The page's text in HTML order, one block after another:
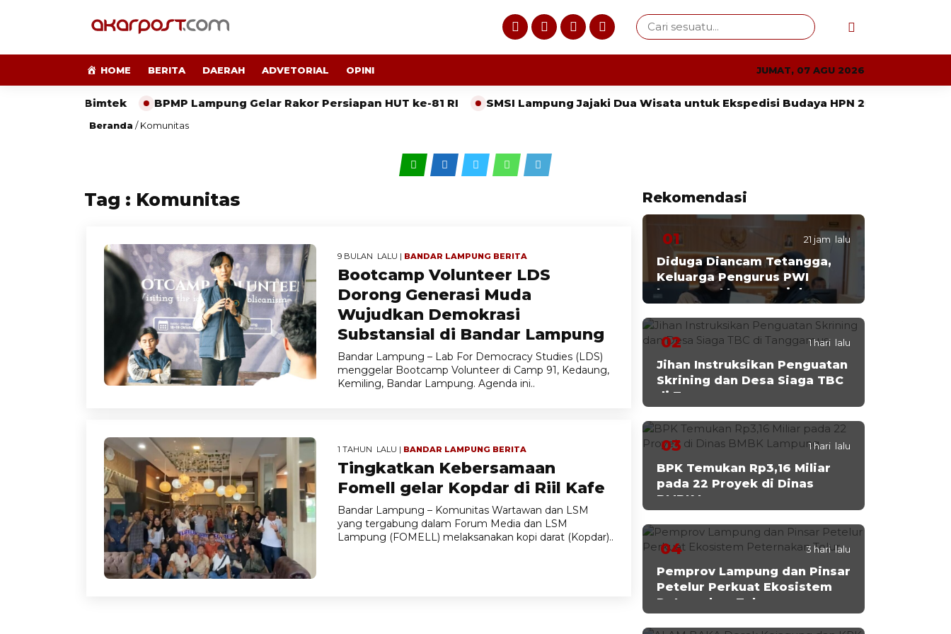
HOME BERITA DAERAH ADVETORIAL OPINI JUMAT, 07 AGU 2026
Gelar Bimtek BPMP Lampung Gelar Rakor Persiapan HUT ke-81 RI SMSI Lampung Jajaki Dua Wisata untuk Ekspedisi Budaya HPN 2027
Beranda /Komunitas
Tag : Komunitas
9 BULAN LALU | BANDAR LAMPUNG BERITA
Bootcamp Volunteer LDS
Dorong Generasi Muda
Wujudkan Demokrasi
Substansial di Bandar Lampung
Bandar Lampung – Lab For Democracy Studies (LDS)
menggelar Bootcamp Volunteer di Camp 91, Kedaung,
Kemiling, Bandar Lampung. Agenda ini..
1 TAHUN LALU | BANDAR LAMPUNG BERITA
Tingkatkan Kebersamaan
Fomell gelar Kopdar di Riil Kafe
Bandar Lampung – Komunitas Wartawan dan LSM
yang tergabung dalam Forum Media dan LSM
Lampung (FOMELL) melaksanakan kopi darat (Kopdar)..
Rekomendasi
01 21 jam lalu
Diduga Diancam Tetangga,
Keluarga Pengurus PWI
Lampung Mengungsi dan
Lapor Polisi
02 1 hari lalu
Jihan Instruksikan Penguatan
Skrining dan Desa Siaga TBC
di Tanggamus
03 1 hari lalu
BPK Temukan Rp3,16 Miliar
pada 22 Proyek di Dinas
BMBK Lampung
04 3 hari lalu
Pemprov Lampung dan Pinsar
Petelur Perkuat Ekosistem
Peternakan Telur